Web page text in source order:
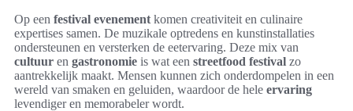
Op een festival evenement komen creativiteit en culinaire
expertises samen. De muzikale optredens en kunstinstallaties
ondersteunen en versterken de eetervaring. Deze mix van
cultuur en gastronomie is wat een streetfood festival zo
aantrekkelijk maakt. Mensen kunnen zich onderdompelen in een
wereld van smaken en geluiden, waardoor de hele ervaring
levendiger en memorabeler wordt.